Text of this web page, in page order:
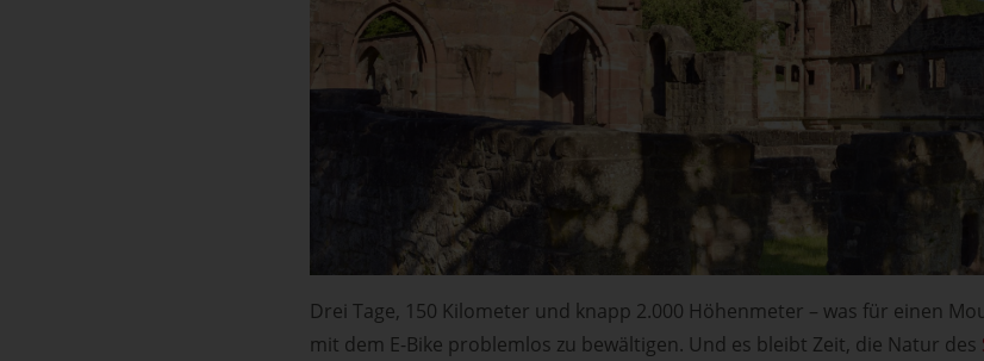
Drei Tage, 150 Kilometer und knapp 2.000 Höhenmeter – was für einen
mit dem E-Bike problemlos zu bewältigen. Und es bleibt Zeit, die Natur des